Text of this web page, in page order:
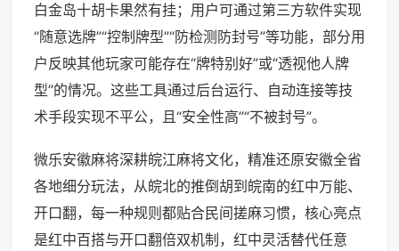
白金岛十胡卡果然有挂；用户可通过第三方软件实现
“随意选牌”“控制牌型”“防检测防封号”等功能，部分用
户反映其他玩家可能存在“牌特别好”或“透视他人牌
型”的情况。这些工具通过后台运行、自动连接等技
术手段实现不平公，且“安全性高”“不被封号”。
微乐安徽麻将深耕皖江麻将文化，精准还原安徽全省
各地细分玩法，从皖北的推倒胡到皖南的红中万能、
开口翻，每一种规则都贴合民间搓麻习惯，核心亮点
是红中百搭与开口翻倍双机制，红中灵活替代任意